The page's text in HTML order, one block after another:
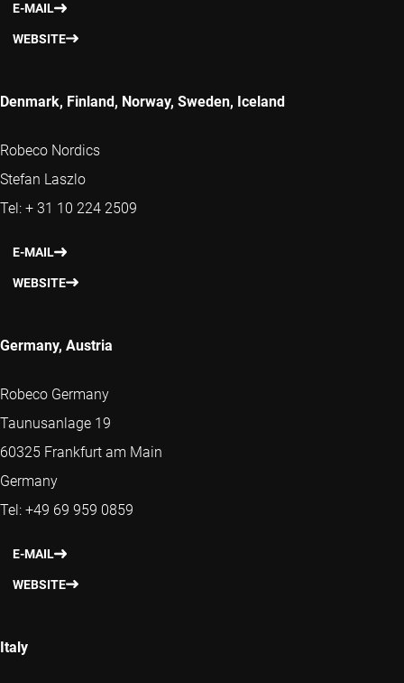
E-MAIL
WEBSITE
Denmark, Finland, Norway, Sweden, Iceland
Robeco Nordics
Stefan Laszlo
Tel: + 31 10 224 2509
E-MAIL
WEBSITE
Germany, Austria
Robeco Germany
Taunusanlage 19
60325 Frankfurt am Main
Germany
Tel: +49 69 959 0859
E-MAIL
WEBSITE
Italy